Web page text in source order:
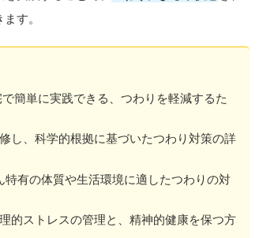
す。
簡単に実践できる、つわりを軽減するた
し、科学的根拠に基づいたつわり対策の詳
有の体質や生活環境に適したつわりの対
的ストレスの管理と、精神的健康を保つ方